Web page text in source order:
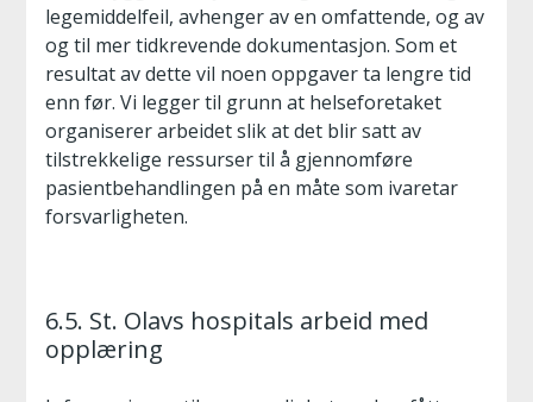
legemiddelfeil, avhenger av en omfattende, og av
og til mer tidkrevende dokumentasjon. Som et
resultat av dette vil noen oppgaver ta lengre tid
enn før. Vi legger til grunn at helseforetaket
organiserer arbeidet slik at det blir satt av
tilstrekkelige ressurser til å gjennomføre
pasientbehandlingen på en måte som ivaretar
forsvarligheten.
6.5. St. Olavs hospitals arbeid med
opplæring